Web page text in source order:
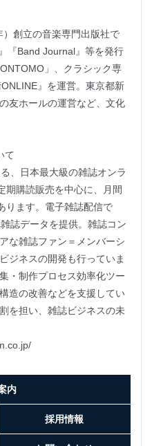
創立の音楽専門出版社で
『Band Journal』等を発行
」、クラシック専
』を運営。東京都新
友ホールの運営など、文化
て
、日本最大級の雑誌オンラ
期購読販売を中心に、月間
ります。電子雑誌配信で
誌データを提供。雑誌コン
な雑誌ファン＝メンバーシ
ジネスの開発も行っていま
・制作プロセス効率化ツー
造の改善などを支援してい
を担い、雑誌ビジネスの未
内
採用情報